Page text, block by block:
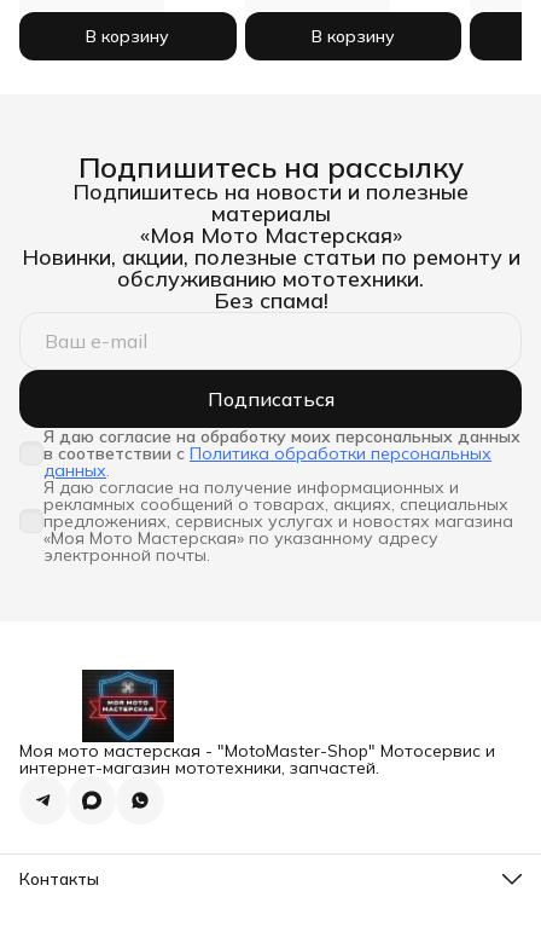
В корзину В корзину
Подпишитесь на рассылку
Подпишитесь на новости и полезные
материалы
«Моя Мото Мастерская»
Новинки, акции, полезные статьи по ремонту и
обслуживанию мототехники.
Без спама!
Подписаться
Я даю согласие на обработку моих персональных данных
в соответствии с Политика обработки персональных
данных
Я даю согласие на получение информационных и
рекламных сообщений о товарах, акциях, специальных
предложениях, сервисных услугах и новостях магазина
«Моя Мото Мастерская» по указанному адресу
электронной почты.
Моя мото мастерская - "MotoMaster-Shop" Мотосервис и
интернет-магазин мототехники, запчастей.
Контакты